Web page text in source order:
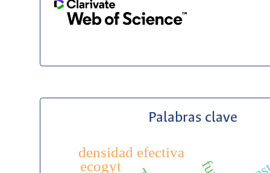
Palabras clave
densidad efectiva
ecogyt